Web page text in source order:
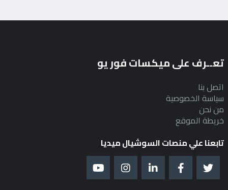
تعــرف على ميكسات فور يو
اتصل بنا
سياسة الخصوصية
من نحن
خريطة الموقع
تابعنا علي منصات السوشيال ميديا